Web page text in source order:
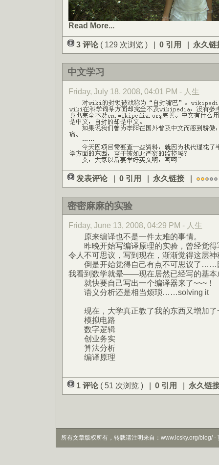
Read More...
3 评论 ( 129 次浏览 ) | 0 引用 | 永久链
中文学习
Friday, July 18, 2008, 04:01 PM - 人生
发表评论 | 0 引用 | 永久链接 |
密密麻麻的实验
Friday, June 13, 2008, 04:29 PM - 人生
原来编译也不是一件太难的事情。
昨晚开始写编译原理的实验，曾经觉得
令人不可思议，写到现在，渐渐觉得这层
倒是开始觉得自己有点不可思议了……
我看到数学就晕——现在居然已经写的基本
就快要自己写出一个编译器来了~~~！
语义分析还是相当烦琐……solving it
现在，大学真正教了我的东西又增加了
模拟电路
数字逻辑
创业务实
算法分析
编译原理
1 评论 ( 51 次浏览 ) | 0 引用 | 永久链
所有文章版权所有，转载请注明来自：www.lcsky.org/blog/